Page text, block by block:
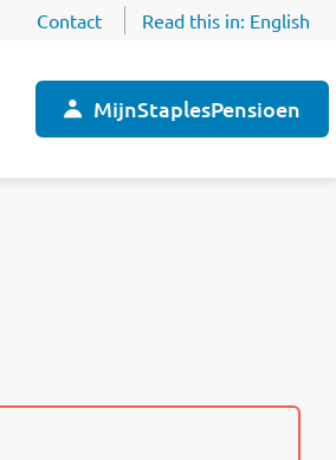
Contact Read this in: English
MijnStaplesPensioen